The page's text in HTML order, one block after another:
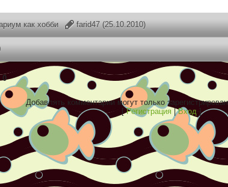
как хобби farid47(25.10.2010)
0
Добавлять комментарии могут только
[Регистрация |Вход ]